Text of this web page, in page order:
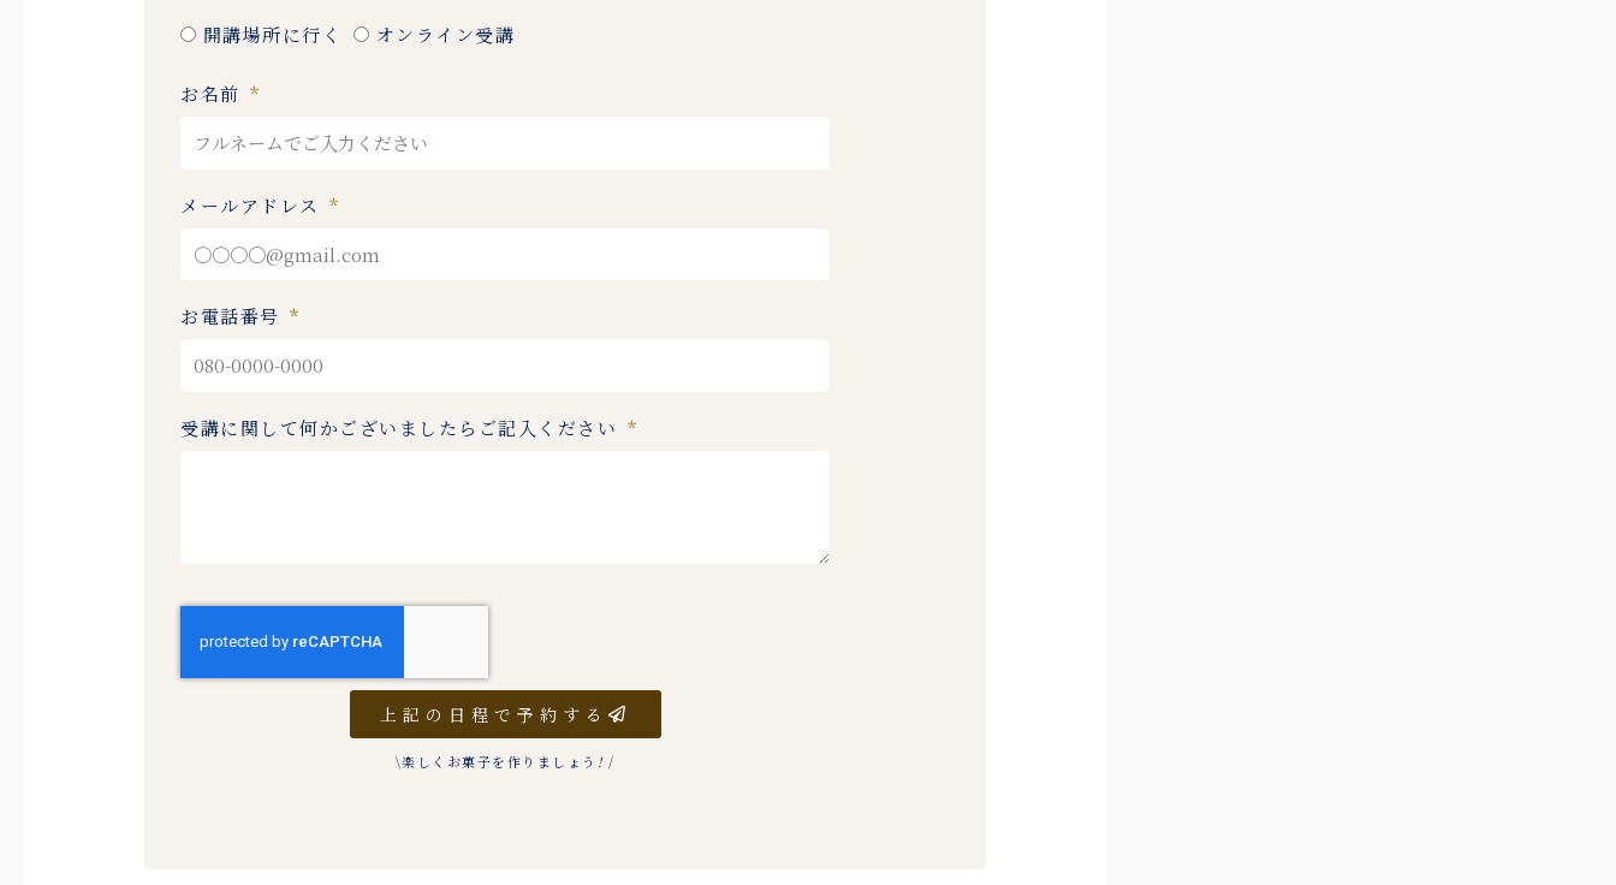
開講場所に行く
オンライン受講
お名前
メールアドレス
お電話番号
受講に関して何かございましたらご記入ください
上記の日程で予約する
\楽しくお菓子を作りましょう !/